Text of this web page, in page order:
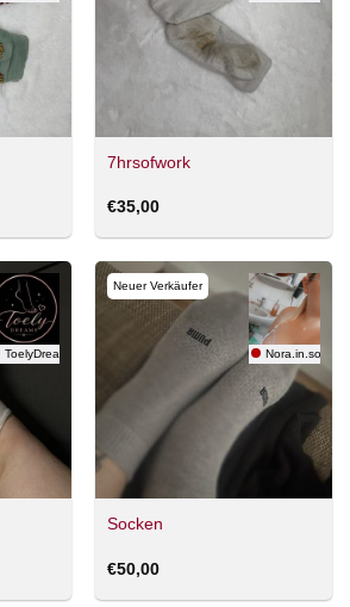
7hrsofwork
€35,00
ToelyDreams
Neuer Verkäufer
Nora.in.socks
Socken
€50,00